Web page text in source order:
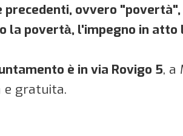
precedenti, ovvero
la povertà̀, l'impegno in
è in via Rovigo 5, a
e gratuita.